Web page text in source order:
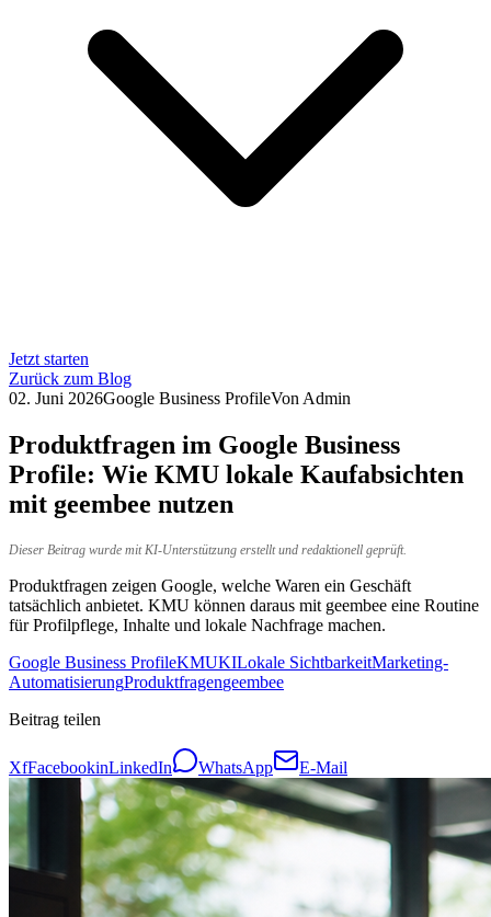
Jetzt starten
Zurück zum Blog
02. Juni 2026Google Business ProfileVon Admin
Produktfragen im Google Business
Profile: Wie KMU lokale Kaufabsichten
mit geembee nutzen
Dieser Beitrag wurde mit KI-Unterstützung erstellt und redaktionell geprüft.
Produktfragen zeigen Google, welche Waren ein Geschäft
tatsächlich anbietet. KMU können daraus mit geembee eine Routine
für Profilpflege, Inhalte und lokale Nachfrage machen.
Google Business ProfileKMUKILokale SichtbarkeitMarketing-
AutomatisierungProduktfragengeembee
Beitrag teilen
XfFacebookinLinkedIn WhatsApp E-Mail